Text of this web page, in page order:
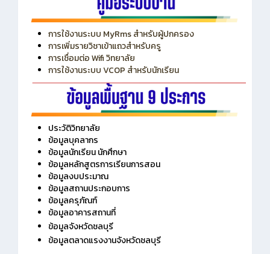
การใช้งานระบบ MyRms สำหรับผู้ปกครอง
การเพิ่มรายวิชาเข้าแถวสำหรับครู
การเชื่อมต่อ Wifi วิทยาลัย
การใช้งานระบบ VCOP สำหรับนักเรียน
ประวัติวิทยาลัย
ข้อมูลบุคลากร
ข้อมูลนักเรียน นักศึกษา
ข้อมูลหลักสูตรการเรียนการสอน
ข้อมูลงบประมาณ
ข้อมูลสถานประกอบการ
ข้อมูลครุภัณฑ์
ข้อมูลอาคารสถานที่
ข้อมูลจังหวัดชลบุรี